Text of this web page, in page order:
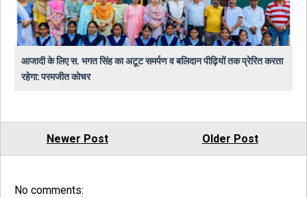
आजादी के लिए स. भगत सिंह का अटूट समर्पण व बलिदान पीढ़ियों तक प्रेरित करता
रहेगा: परमजीत कोचर
Newer Post Older Post
No comments: